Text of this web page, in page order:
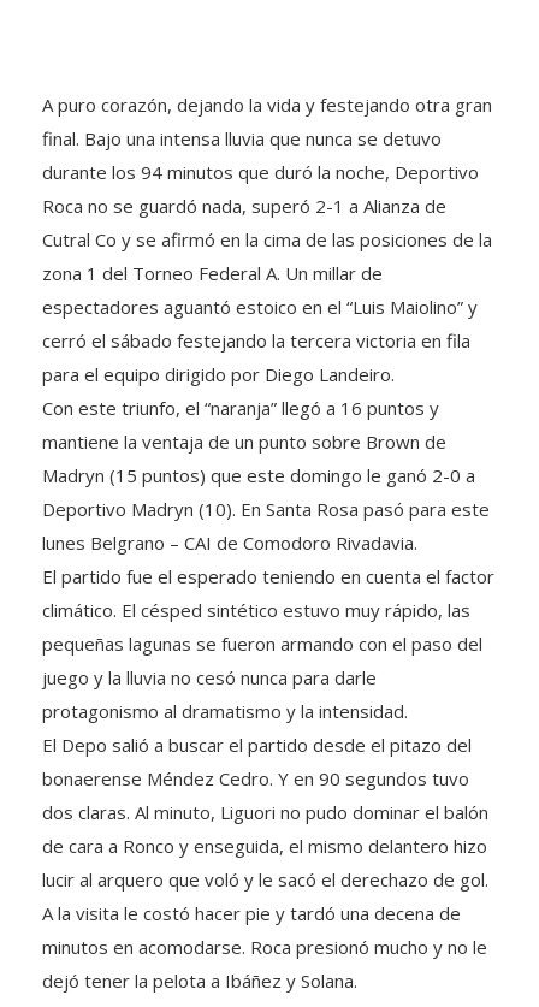
final. Bajo una intensa lluvia que nunca se detuvo
durante los 94 minutos que duró la noche, Deportivo
Roca no se guardó nada, superó 2-1 a Alianza de
Cutral Co y se afirmó en la cima de las posiciones de la
zona 1 del Torneo Federal A. Un millar de
espectadores aguantó estoico en el “Luis Maiolino” y
cerró el sábado festejando la tercera victoria en fila
para el equipo dirigido por Diego Landeiro.
Con este triunfo, el “naranja” llegó a 16 puntos y
mantiene la ventaja de un punto sobre Brown de
Madryn (15 puntos) que este domingo le ganó 2-0 a
Deportivo Madryn (10). En Santa Rosa pasó para este
lunes Belgrano – CAI de Comodoro Rivadavia.
El partido fue el esperado teniendo en cuenta el factor
climático. El césped sintético estuvo muy rápido, las
pequeñas lagunas se fueron armando con el paso del
juego y la lluvia no cesó nunca para darle
protagonismo al dramatismo y la intensidad.
El Depo salió a buscar el partido desde el pitazo del
bonaerense Méndez Cedro. Y en 90 segundos tuvo
dos claras. Al minuto, Liguori no pudo dominar el balón
de cara a Ronco y enseguida, el mismo delantero hizo
lucir al arquero que voló y le sacó el derechazo de gol.
A la visita le costó hacer pie y tardó una decena de
minutos en acomodarse. Roca presionó mucho y no le
dejó tener la pelota a Ibáñez y Solana.
El “naranja” siguió insinuado más y el gol no tardó